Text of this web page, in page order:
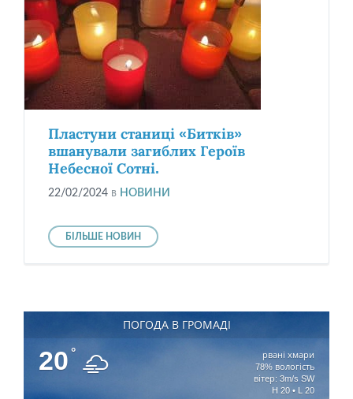
Пластуни станиці «Битків»
вшанували загиблих Героїв
Небесної Сотні.
22/02/2024 в НОВИНИ
БІЛЬШЕ НОВИН
ПОГОДА В ГРОМАДІ
20 °
рвані хмари
78% вологість
вітер: 3m/s SW
H 20 • L 20